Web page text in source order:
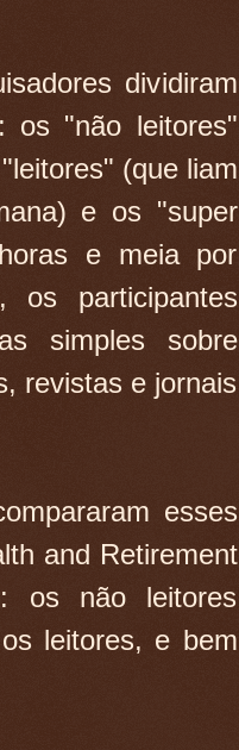
dividiram
os "não leitores"
(que liam
e os "super
e meia por
os participantes
simples sobre
revistas e jornais
esses
and Retirement
os não leitores
leitores, e bem